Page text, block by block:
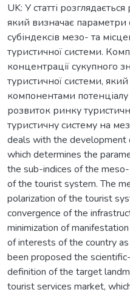
UK: У статті
який визначає параметри
субіндексів мезо- та
туристичної системи.
концентрації сукупного
туристичної системи,
компонентами потенціалу
розвиток ринку
туристичну систему на
deals with the development
which determines the
the sub-indices of the
of the tourist system. The
polarization of the tourist
convergence of the
minimization of
of interests of the country
been proposed the
definition of the target
tourist services market,